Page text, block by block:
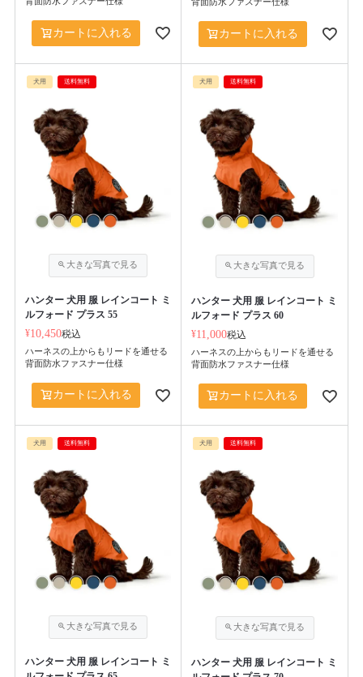
カートに入れる
背面防水ファスナー仕様
カートに入れる
犬用 送料無料
ハンター 犬用 服 レインコート ミ
ルフォード プラス 55
¥10,450税込
ハーネスの上からもリードを通せる
背面防水ファスナー仕様
カートに入れる
犬用 送料無料
ハンター 犬用 服 レインコート ミ
ルフォード プラス 60
¥11,000税込
ハーネスの上からもリードを通せる
背面防水ファスナー仕様
カートに入れる
犬用 送料無料
ハンター 犬用 服 レインコート ミ
犬用 送料無料
ハンター 犬用 服 レインコート ミ